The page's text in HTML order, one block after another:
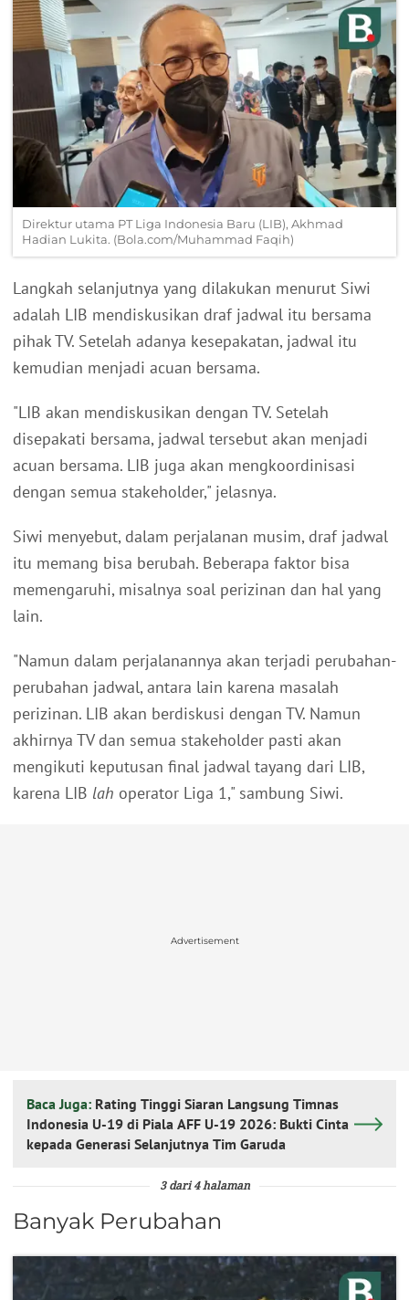
Direktur utama PT Liga Indonesia Baru (LIB), Akhmad
Hadian Lukita. (Bola.com/Muhammad Faqih)
Langkah selanjutnya yang dilakukan menurut Siwi
adalah LIB mendiskusikan draf jadwal itu bersama
pihak TV. Setelah adanya kesepakatan, jadwal itu
kemudian menjadi acuan bersama.
"LIB akan mendiskusikan dengan TV. Setelah
disepakati bersama, jadwal tersebut akan menjadi
acuan bersama. LIB juga akan mengkoordinisasi
dengan semua stakeholder," jelasnya.
Siwi menyebut, dalam perjalanan musim, draf jadwal
itu memang bisa berubah. Beberapa faktor bisa
memengaruhi, misalnya soal perizinan dan hal yang
lain.
"Namun dalam perjalanannya akan terjadi perubahan-
perubahan jadwal, antara lain karena masalah
perizinan. LIB akan berdiskusi dengan TV. Namun
akhirnya TV dan semua stakeholder pasti akan
mengikuti keputusan final jadwal tayang dari LIB,
karena LIB lah operator Liga 1," sambung Siwi.
Advertisement
Baca Juga: Rating Tinggi Siaran Langsung Timnas
Indonesia U-19 di Piala AFF U-19 2026: Bukti Cinta
kepada Generasi Selanjutnya Tim Garuda
3 dari 4 halaman
Banyak Perubahan